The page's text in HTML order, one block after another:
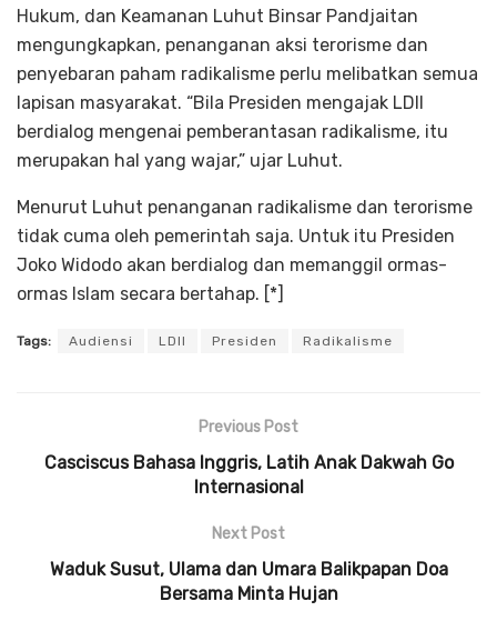
Hukum, dan Keamanan Luhut Binsar Pandjaitan
mengungkapkan, penanganan aksi terorisme dan
penyebaran paham radikalisme perlu melibatkan semua
lapisan masyarakat. “Bila Presiden mengajak LDII
berdialog mengenai pemberantasan radikalisme, itu
merupakan hal yang wajar,” ujar Luhut.
Menurut Luhut penanganan radikalisme dan terorisme
tidak cuma oleh pemerintah saja. Untuk itu Presiden
Joko Widodo akan berdialog dan memanggil ormas-
ormas Islam secara bertahap. [*]
Tags: Audiensi LDII Presiden Radikalisme
Previous Post
Casciscus Bahasa Inggris, Latih Anak Dakwah Go
Internasional
Next Post
Waduk Susut, Ulama dan Umara Balikpapan Doa
Bersama Minta Hujan